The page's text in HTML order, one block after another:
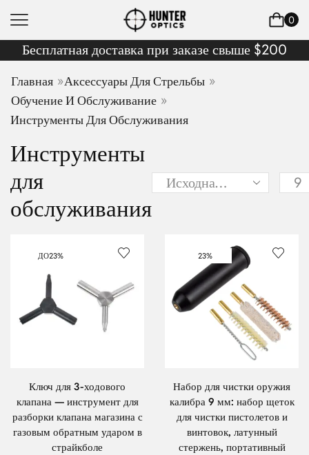
0
Бесплатная доставка при заказе свыше $200
Главная »Аксессуары Для Стрельбы »
Обучение И Обслуживание »
Инструменты Для Обслуживания
Инструменты
для
обслуживания
ДО23%
Ключ для 3-ходового
клапана — инструмент для
разборки клапана магазина с
газовым обратным ударом в
страйкболе
23%
Набор для чистки оружия
калибра 9 мм: набор щеток
для чистки пистолетов и
винтовок, латунный
стержень, портативный